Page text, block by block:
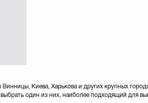
Киева, Харькова и других крупных
один из них, наиболее подходящий для